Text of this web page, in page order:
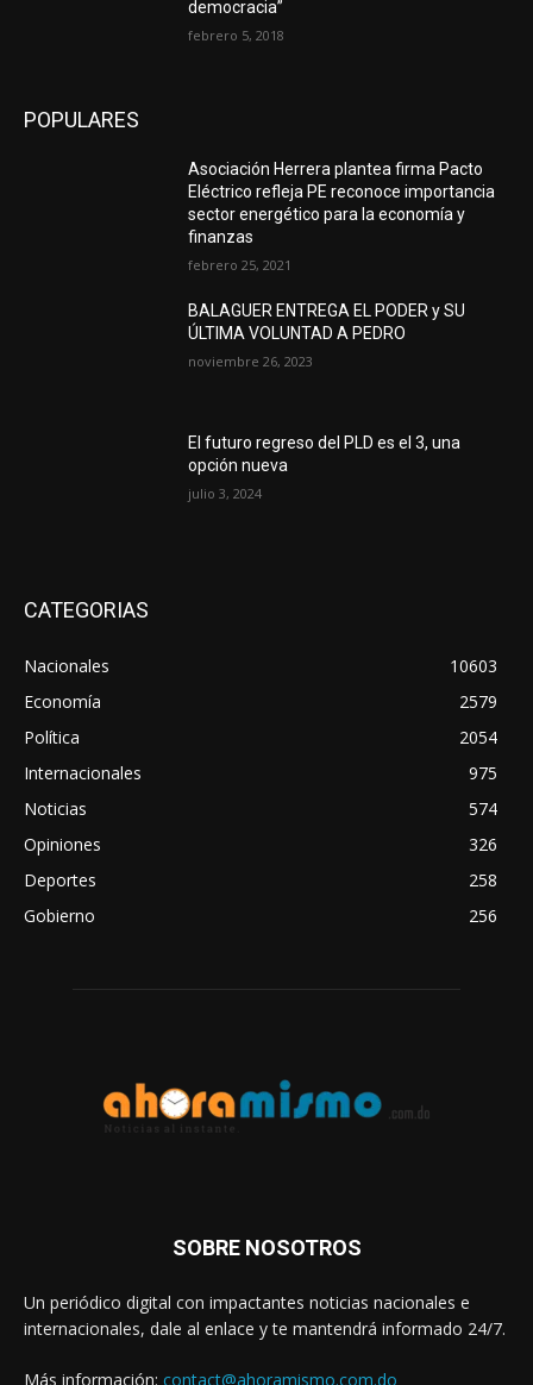
democracia”
febrero 5, 2018
POPULARES
Asociación Herrera plantea firma Pacto
Eléctrico refleja PE reconoce importancia
sector energético para la economía y
finanzas
febrero 25, 2021
BALAGUER ENTREGA EL PODER y SU
ÚLTIMA VOLUNTAD A PEDRO
noviembre 26, 2023
El futuro regreso del PLD es el 3, una
opción nueva
julio 3, 2024
CATEGORIAS
Nacionales
10603
Economía
2579
Política
2054
Internacionales
975
Noticias
574
Opiniones
326
Deportes
258
Gobierno
256
SOBRE NOSOTROS
Un periódico digital con impactantes noticias nacionales e
internacionales, dale al enlace y te mantendrá informado 24/7.
Más información: contact@ahoramismo.com.do